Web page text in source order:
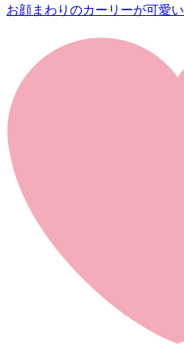
お顔まわりのカーリーが可愛い